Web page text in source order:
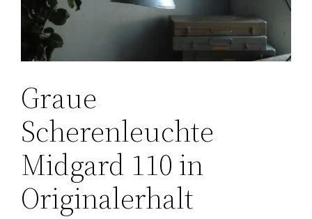
Graue
Scherenleuchte
Midgard 110 in
Originalerhalt